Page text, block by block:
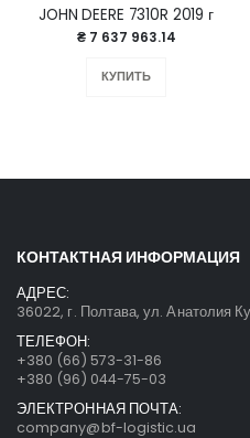
JOHN DEERE 7310R 2019 г
₴ 7 637 963.14
КУПИТЬ
КОНТАКТНАЯ ИНФОРМАЦИЯ
АДРЕС:
36022, г. Полтава, ул. Анатолия
ТЕЛЕФОН:
+380 (66) 573-31-86
+380 (96) 044-75-03
ЭЛЕКТРОННАЯ ПОЧТА:
company@bf-logistic.ua